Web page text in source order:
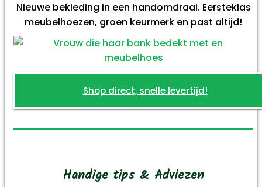
Nieuwe bekleding in een handomdraai. Eersteklas
meubelhoezen, groen keurmerk en past altijd!
Shop direct, snelle levertijd!
Handige tips & Adviezen